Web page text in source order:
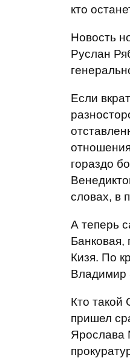
кто
Новость
Руслан
Если
гораздо
словах, в
А теперь
Банковая,
Кизя. По
Владимир
Кто такой
пришел
Ярослава